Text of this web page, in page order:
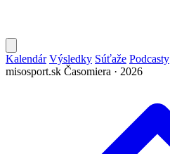
Kalendár Výsledky Súťaže Podcasty
misosport.sk Časomiera · 2026